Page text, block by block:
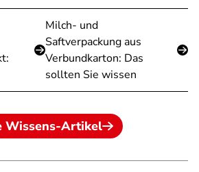
Milch- und
Saftverpackung aus
Verbundkarton: Das
sollten Sie wissen
Wissens-Artikel